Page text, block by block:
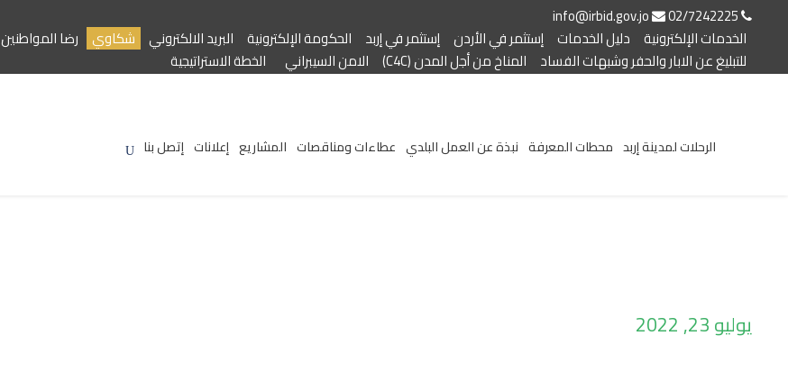
الخدمات الإلكترونية دليل الخدمات إستثمر في الأردن إستثمر في إربد الحكومة الإلكترونية البريد الالكتروني شكاوي رضا المواطنين
للتبليغ عن الابار والحفر وشبهات الفساد المناخ من أجل المدن (C4C) الامن السيبراني الخطة الاستراتيجية
الرحلات لمدينة إربد محطات المعرفة نبذة عن العمل البلدي عطاءات ومناقصات المشاريع إعلانات إتصل بنا
يوليو 23, 2022